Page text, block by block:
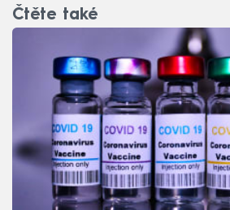
Čtěte také